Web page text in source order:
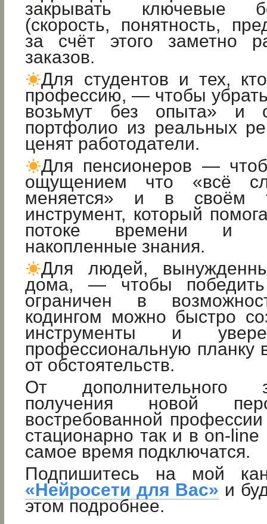
закрывать ключевые
(скорость, понятность,
за счёт этого заметно
заказов.
Для студентов и тех,
профессию, — чтобы
возьмут без опыта» и
портфолио из реальных
ценят работодатели.
Для пенсионеров —
ощущением что «всё
меняется» и в своём
инструмент, который
потоке времени и
накопленные знания.
Для людей,
дома, — чтобы
ограничен в
кодингом можно быстро
инструменты и
профессиональную планку
от обстоятельств.
От дополнительного
получения новой
востребованной
стационарно так и в on-
самое время подключатся.
Подпишитесь на мой
«Нейросети для Вас» и
этом подробнее.